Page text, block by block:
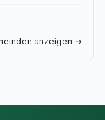
anzeigen →